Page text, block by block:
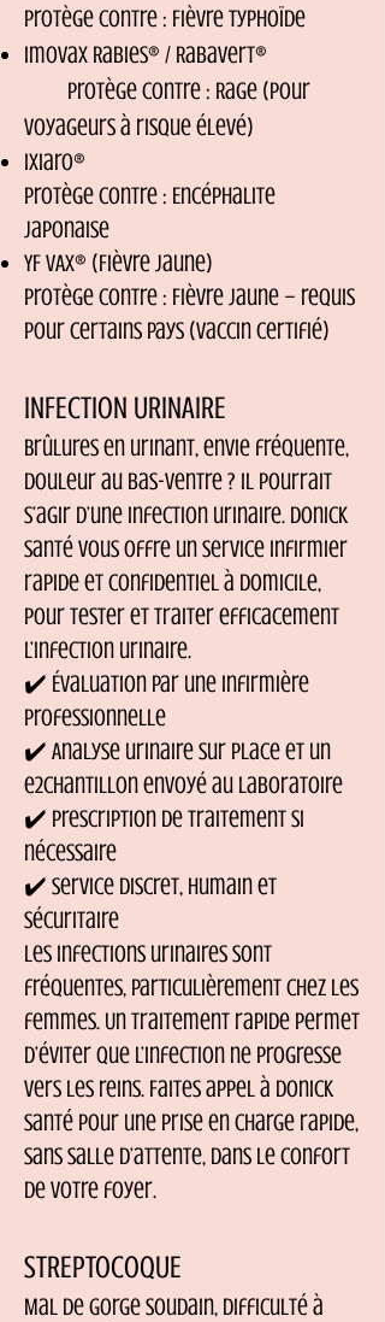
Protège contre : Fièvre typhoïde
Imovax Rabies® / Rabavert®
Protège contre : Rage (pour
voyageurs à risque élevé)
Ixiaro®
Protège contre : Encéphalite
japonaise
YF VAx® (Fièvre jaune)
Protège contre : Fièvre jaune – requis
pour certains pays (vaccin certifié)
INFECTION URINAIRE
Brûlures en urinant, envie fréquente,
douleur au bas-ventre ? Il pourrait
s’agir d’une infection urinaire. Donick
Santé vous offre un service infirmier
rapide et confidentiel à domicile,
pour tester et traiter efficacement
l’Infection urinaire.
✔️ Évaluation par une infirmière
professionnelle
✔️ Analyse urinaire sur place et un
e2chantillon envoyé au laboratoire
✔️ Prescription de traitement si
nécessaire
✔️ Service discret, humain et
sécuritaire
Les infections urinaires sont
fréquentes, particulièrement chez les
femmes. Un traitement rapide permet
d’éviter que l’infection ne progresse
vers les reins. Faites appel à Donick
Santé pour une prise en charge rapide,
sans salle d’attente, dans le confort
de votre foyer.
STREPTOCOQUE
Mal de gorge soudain, difficulté à